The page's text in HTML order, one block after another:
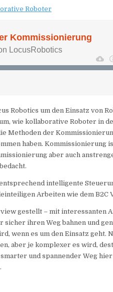
DER
KOMMISSIONIERUNG
Robotics um den Einsatz von
wie kollaborative Roboter in
Methoden der
haben. Kommissionierung
aber auch
intelligente
Arbeiten wie dem B2C
gestellt – mit interessanten
sicher ihren Weg bahnen und
wenn es um den Einsatz geht.
aber je komplexer es wird,
und spannender Weg